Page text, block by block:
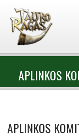
APLINKOS
APLINKOS